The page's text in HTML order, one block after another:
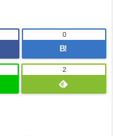
B!
0
2